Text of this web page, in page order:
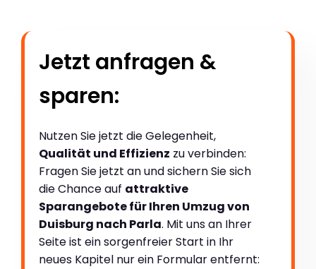
Jetzt anfragen &
sparen:
Nutzen Sie jetzt die Gelegenheit,
Qualität und Effizienz zu verbinden:
Fragen Sie jetzt an und sichern Sie sich
die Chance auf attraktive
Sparangebote für Ihren Umzug von
Duisburg nach Parla. Mit uns an Ihrer
Seite ist ein sorgenfreier Start in Ihr
neues Kapitel nur ein Formular entfernt: